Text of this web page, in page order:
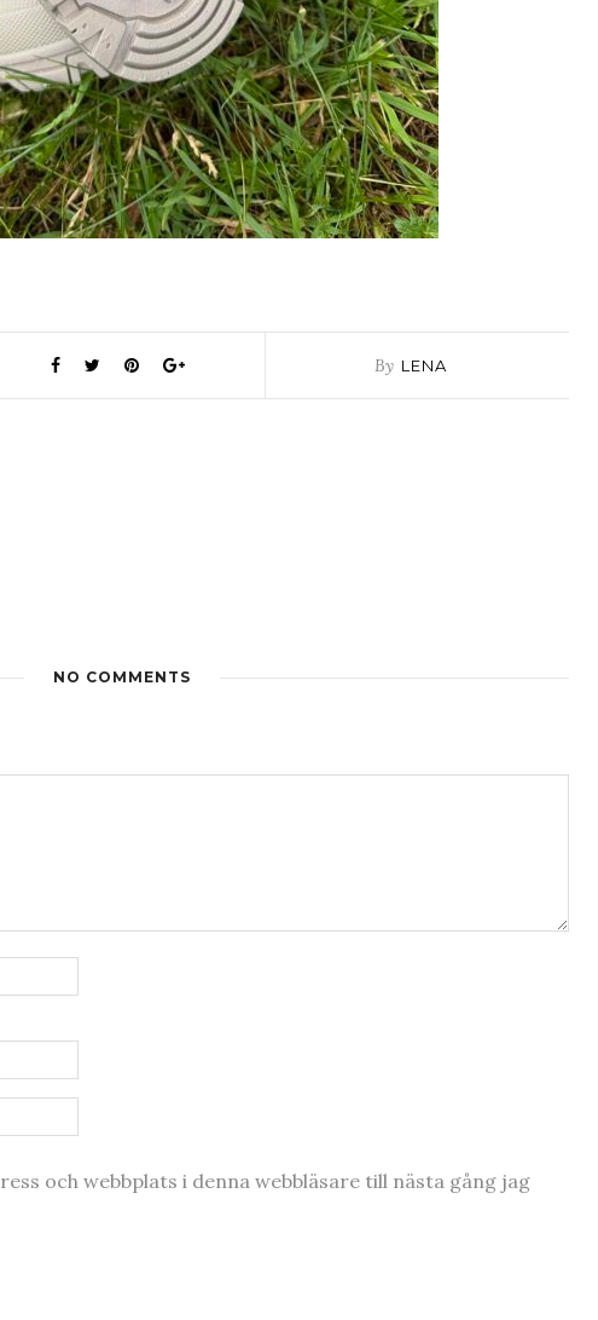
By LENA
NO COMMENTS
och webbplats i denna webbläsare till nästa gång jag